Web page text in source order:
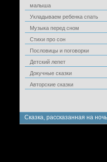
малыша
Укладываем ребенка спать
Музыка перед сном
Стихи про сон
Пословицы и поговорки
Детский лепет
Докучные сказки
Авторские сказки
Сказка, рассказанная на